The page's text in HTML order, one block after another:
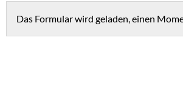
Das Formular wird geladen, einen